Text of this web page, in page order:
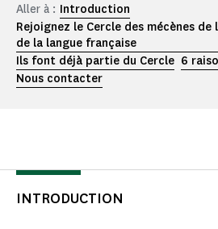
Aller à : Introduction
Rejoignez le Cercle des mécènes
de la langue française
Ils font déjà partie du Cercle 6
Nous contacter
INTRODUCTION